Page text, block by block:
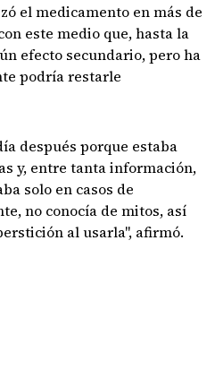
el medicamento en más de
este medio que, hasta la
efecto secundario, pero ha
podría restarle
después porque estaba
y, entre tanta información,
solo en casos de
no conocía de mitos, así
al usarla", afirmó.